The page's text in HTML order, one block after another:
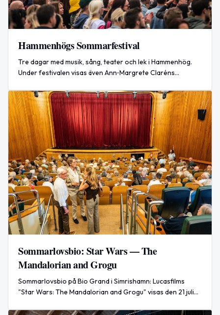
Hammenhögs Sommarfestival
Tre dagar med musik, sång, teater och lek i Hammenhög.
Under festivalen visas även Ann‑Margrete Claréns
Sommarlovsbio: Star Wars — The
Mandalorian and Grogu
Sommarlovsbio på Bio Grand i Simrishamn: Lucasfilms
"Star Wars: The Mandalorian and Grogu" visas den 21 juli